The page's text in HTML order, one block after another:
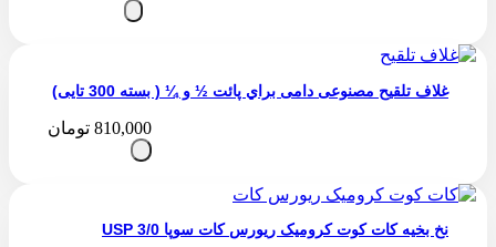
غلاف تلقیح مصنوعی دامی براي پائت ½ و ¼ ( بسته 300 تایی)
810,000 تومان
نخ بخیه کات کوت کرومیک ریورس کات سوپا 3/0 USP